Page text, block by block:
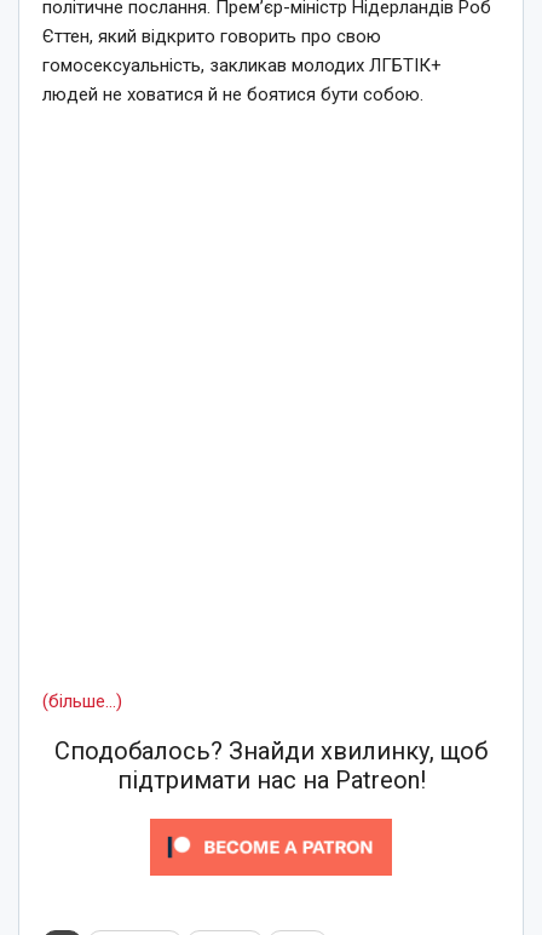
політичне послання. Прем’єр-міністр Нідерландів Роб
Єттен, який відкрито говорить про свою
гомосексуальність, закликав молодих ЛГБТІК+
людей не ховатися й не боятися бути собою.
(більше…)
Сподобалось? Знайди хвилинку, щоб
підтримати нас на Patreon!